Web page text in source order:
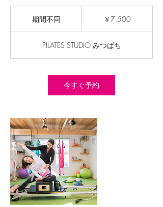
期間不同
同
￥7,500
PILATES STUDIO みつばち
今すぐ予約